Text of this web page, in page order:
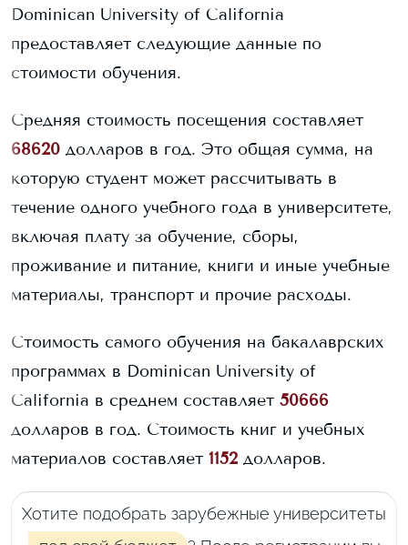
Dominican University of California
предоставляет следующие данные по
стоимости обучения.
Средняя стоимость посещения составляет
68620 долларов в год. Это общая сумма, на
которую студент может рассчитывать в
течение одного учебного года в университете,
включая плату за обучение, сборы,
проживание и питание, книги и иные учебные
материалы, транспорт и прочие расходы.
Стоимость самого обучения на бакалаврских
программах в Dominican University of
California в среднем составляет 50666
долларов в год. Стоимость книг и учебных
материалов составляет 1152 долларов.
Хотите подобрать зарубежные университеты